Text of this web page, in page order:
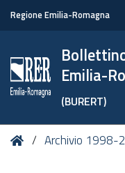
Regione Emilia-Romagna
Emilia-
(BURERT)
Tu HomeArchivio 1998-